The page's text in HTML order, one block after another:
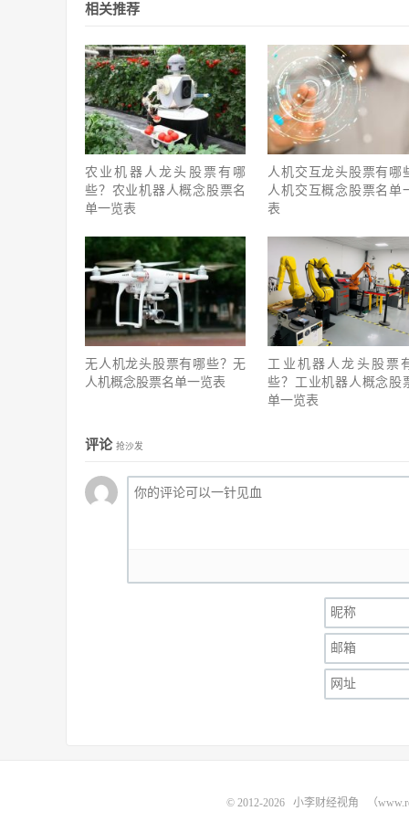
相关推荐
农业机器人龙头股票有哪
些？农业机器人概念股票名
单一览表
人机交互龙头股票有哪
人机交互概念股票名单
表
无人机龙头股票有哪些？无
人机概念股票名单一览表
工业机器人龙头股票
些？工业机器人概念股
单一览表
评论 抢沙发
© 2012-2026 小李财经视角 （